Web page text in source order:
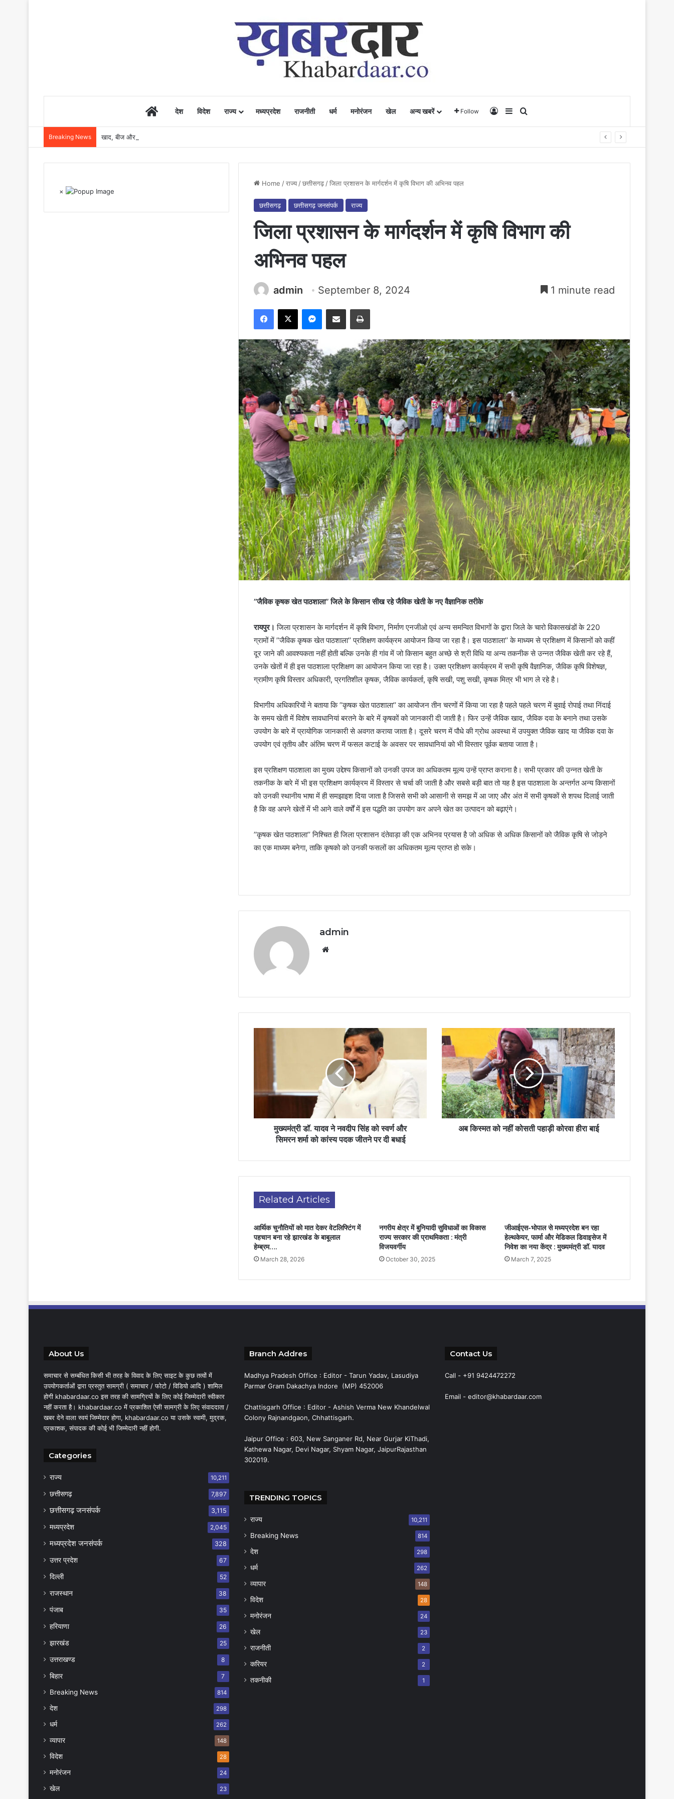
Homeदेश विदेश राज्य मध्यप्रदेश राजनीती धर्म मनोरंजन खेल अन्य खबरें Follow Log InSidebar
Breaking News खाद, बीज और उर्वरकों की समय पर उपलब्धता से किसानों में उत्साह, नैनो डीएपी और नैनो यूरिया बने किसानों के भरोसेमंद कृषि साथी…..
Home /राज्य /छत्तीसगढ़ /जिला प्रशासन के मार्गदर्शन में कृषि विभाग की अभिनव पहल
छत्तीसगढ़ छत्तीसगढ़ जनसंपर्क राज्य
जिला प्रशासन के मार्गदर्शन में कृषि विभाग की
अभिनव पहल
admin September 8, 2024 1 minute read
Facebook
X Messenger
Share via Email Print
’’जैविक कृषक खेत पाठशाला’’ जिले के किसान सीख रहे जैविक खेती के नए वैज्ञानिक तरीके
रायपुर। जिला प्रशासन के मार्गदर्शन में कृषि विभाग, निर्माण एनजीओ एवं अन्य समन्वित विभागों के द्वारा जिले के चारो विकासखंडों के 220
ग्रामों में ’’जैविक कृषक खेत पाठशाला’’ प्रशिक्षण कार्यक्रम आयोजन किया जा रहा है। इस पाठशाला’’ के माध्यम से प्रशिक्षण में किसानों को कहीं
दूर जाने की आवश्यकता नहीं होती बल्कि उनके ही गांव में जो किसान बहुत अच्छे से श्री विधि या अन्य तकनीक से उन्नत जैविक खेती कर रहे हैं,
उनके खेतों में ही इस पाठशाला प्रशिक्षण का आयोजन किया जा रहा है। उक्त प्रशिक्षण कार्यक्रम में सभी कृषि वैज्ञानिक, जैविक कृषि विशेषज्ञ,
ग्रामीण कृषि विस्तार अधिकारी, प्रगतिशील कृषक, जैविक कार्यकर्ता, कृषि सखी, पशु सखी, कृषक मित्र भी भाग ले रहे है।
विभागीय अधिकारियों ने बताया कि ’’कृषक खेत पाठशाला’’ का आयोजन तीन चरणों में किया जा रहा है पहले पहले चरण में बुवाई रोपाई तथा निंदाई
के समय खेती में विशेष सावधानियां बरतने के बारे में कृषकों को जानकारी दी जाती है। फिर उन्हें जैविक खाद, जैविक दवा के बनाने तथा उसके
उपयोग के बारे में प्रायोगिक जानकारी से अवगत कराया जाता है। दूसरे चरण में पौधे की ग्रोथ अवस्था में उपयुक्त जैविक खाद या जैविक दवा के
उपयोग एवं तृतीय और अंतिम चरण में फसल कटाई के अवसर पर सावधानियां को भी विस्तार पूर्वक बताया जाता है।
इस प्रशिक्षण पाठशाला का मुख्य उद्देश्य किसानों को उनकी उपज का अधिकतम मूल्य उन्हें प्राप्त कराना है। सभी प्रकार की उन्नत खेती के
तकनीक के बारे में भी इस प्रशिक्षण कार्यक्रम में विस्तार से चर्चा की जाती है और सबसे बड़ी बात तो यह है इस पाठशाला के अन्तर्गत अन्य किसानों
को उनकी स्थानीय भाषा में ही समझाइश दिया जाता है जिससे सभी को आसानी से समझ में आ जाए और अंत में सभी कृषकों से शपथ दिलाई जाती
है कि वह अपने खेतों में भी आने वाले वर्षों में इस पद्धति का उपयोग कर अपने खेत का उत्पादन को बढ़ाएंगे।
’’कृषक खेत पाठशाला’’ निश्चित ही जिला प्रशासन दंतेवाड़ा की एक अभिनव प्रयास है जो अधिक से अधिक किसानों को जैविक कृषि से जोड़ने
का एक माध्यम बनेगा, ताकि कृषको को उनकी फसलों का अधिकतम मूल्य प्राप्त हो सके।
admin
मुख्यमंत्री डॉ. यादव ने नवदीप सिंह को स्वर्ण और
सिमरन शर्मा को कांस्य पदक जीतने पर दी बधाई
अब किस्मत को नहीं कोसती पहाड़ी कोरवा हीरा बाई
Related Articles
आर्थिक चुनौतियों को मात देकर वेटलिफ्टिंग में
पहचान बना रहे झारखंड के बाबूलाल
हेम्ब्रम….
March 28, 2026
नगरीय क्षेत्र में बुनियादी सुविधाओं का विकास
राज्य सरकार की प्राथमिकता : मंत्री
विजयवर्गीय
October 30, 2025
जीआईएस-भोपाल से मध्यप्रदेश बन रहा
हेल्थकेयर, फार्मा और मेडिकल डिवाइसेज में
निवेश का नया केंद्र : मुख्यमंत्री डॉ. यादव
March 7, 2025
×
About Us
समाचार से सम्बंधित किसी भी तरह के विवाद के लिए साइट के कुछ तत्वों में
उपयोगकर्ताओं द्वारा प्रस्तुत सामग्री ( समाचार / फोटो / विडियो आदि ) शामिल
होगी khabardaar.co इस तरह की सामग्रियों के लिए कोई जिम्मेदारी स्वीकार
नहीं करता है। khabardaar.co में प्रकाशित ऐसी सामग्री के लिए संवाददाता /
खबर देने वाला स्वयं जिम्मेदार होगा, khabardaar.co या उसके स्वामी, मुद्रक,
प्रकाशक, संपादक की कोई भी जिम्मेदारी नहीं होगी.
Categories
राज्य 10,211
छत्तीसगढ़ 7,897
छत्तीसगढ़ जनसंपर्क 3,115
मध्यप्रदेश 2,045
मध्यप्रदेश जनसंपर्क 328
उत्तर प्रदेश 67
दिल्ली 52
राजस्थान 38
पंजाब 35
हरियाणा 26
झारखंड 25
उत्तराखण्ड 8
बिहार 7
Breaking News 814
देश 298
धर्म 262
व्यापार 148
विदेश 28
मनोरंजन 24
खेल 23
Branch Addres
Madhya Pradesh Office : Editor - Tarun Yadav, Lasudiya
Parmar Gram Dakachya Indore (MP) 452006
Chattisgarh Office : Editor - Ashish Verma New Khandelwal
Colony Rajnandgaon, Chhattisgarh.
Jaipur Office : 603, New Sanganer Rd, Near Gurjar KiThadi,
Kathewa Nagar, Devi Nagar, Shyam Nagar, JaipurRajasthan
302019.
TRENDING TOPICS
राज्य 10,211
Breaking News 814
देश 298
धर्म 262
व्यापार 148
विदेश 28
मनोरंजन 24
खेल 23
राजनीती 2
करियर 2
तकनीकी 1
Contact Us
Call - +91 9424472272
Email - editor@khabardaar.com